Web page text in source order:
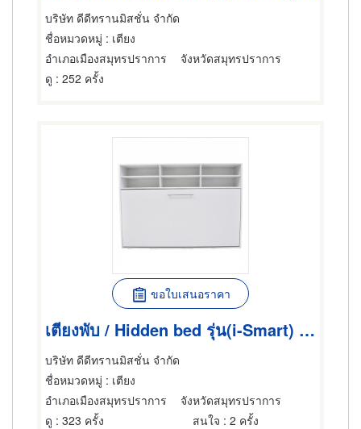
บริษัท ดีดีทรานมิสชั่น จำกัด
ชื่อหมวดหมู่ : เตียง
อำเภอเมืองสมุทรปราการ
จังหวัดสมุทรปราการ
ดู : 252 ครั้ง
ขอใบเสนอราคา
เตียงพับ / Hidden bed รุ่น(i-Smart) / SWB.H90H i-Smart (single size 3ฟุต ) แนวนอน +ชั้นเก็บของ
บริษัท ดีดีทรานมิสชั่น จำกัด
ชื่อหมวดหมู่ : เตียง
อำเภอเมืองสมุทรปราการ
จังหวัดสมุทรปราการ
ดู : 323 ครั้ง สนใจ : 2 ครั้ง